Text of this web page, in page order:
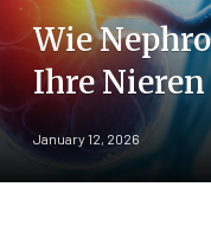
Wie
Ihre
January 12, 2026